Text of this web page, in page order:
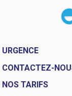
URGENCE
CONTACTEZ-
NOS TARIFS